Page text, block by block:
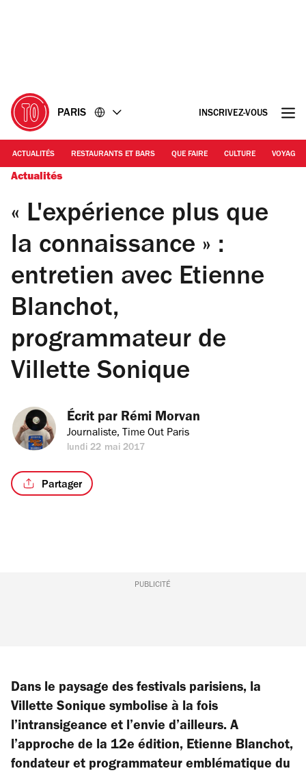
PARIS INSCRIVEZ-VOUS
ACTUALITÉS RESTAURANTS ET BARS QUE FAIRE CULTURE VOYAGE
Actualités
« L'expérience plus que
la connaissance » :
entretien avec Etienne
Blanchot,
programmateur de
Villette Sonique
Écrit par Rémi Morvan
Journaliste, Time Out Paris
lundi 22 mai 2017
Partager
PUBLICITÉ
Dans le paysage des festivals parisiens, la
Villette Sonique symbolise à la fois
l’intransigeance et l’envie d’ailleurs. A
l’approche de la 12e édition, Etienne Blanchot,
fondateur et programmateur emblématique du